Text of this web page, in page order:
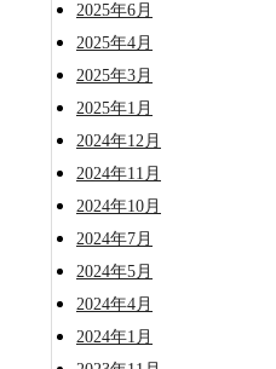
2025年6月
2025年4月
2025年3月
2025年1月
2024年12月
2024年11月
2024年10月
2024年7月
2024年5月
2024年4月
2024年1月